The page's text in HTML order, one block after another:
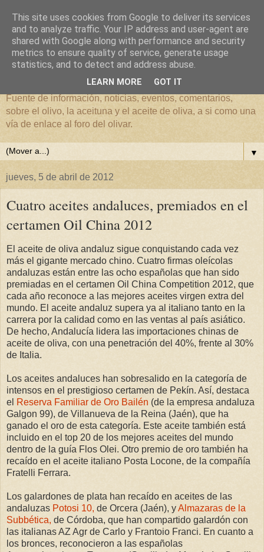
El mundo del Olivar
Fuente de información, noticias, eventos, comentarios,
sobre el olivo, la aceituna y el aceite de oliva, a si como una
vía de enlace al foro del olivar.
▼
jueves, 5 de abril de 2012
Cuatro aceites andaluces, premiados en el
certamen Oil China 2012
El aceite de oliva andaluz sigue conquistando cada vez
más el gigante mercado chino. Cuatro firmas oleícolas
andaluzas están entre las ocho españolas que han sido
premiadas en el certamen Oil China Competition 2012, que
cada año reconoce a las mejores aceites virgen extra del
mundo. El aceite andaluz supera ya al italiano tanto en la
carrera por la calidad como en las ventas al país asiático.
De hecho, Andalucía lidera las importaciones chinas de
aceite de oliva, con una penetración del 40%, frente al 30%
de Italia.
Los aceites andaluces han sobresalido en la categoría de
intensos en el prestigioso certamen de Pekín. Así, destaca
el Reserva Familiar de Oro Bailén (de la empresa andaluza
Galgon 99), de Villanueva de la Reina (Jaén), que ha
ganado el oro de esta categoría. Este aceite también está
incluido en el top 20 de los mejores aceites del mundo
dentro de la guía Flos Olei. Otro premio de oro también ha
recaído en el aceite italiano Posta Locone, de la compañía
Fratelli Ferrara.
Los galardones de plata han recaído en aceites de las
andaluzas Potosi 10, de Orcera (Jaén), yAlmazaras de la
Subbética, de Córdoba, que han compartido galardón con
las italianas AZ Agr de Carlo y Frantoio Franci. En cuanto a
los bronces, reconocieron a las españolas
This site uses cookies from Google to deliver its services
and to analyze traffic. Your IP address and user-agent are
shared with Google along with performance and security
metrics to ensure quality of service, generate usage
statistics, and to detect and address abuse.
LEARN MORE GOT IT